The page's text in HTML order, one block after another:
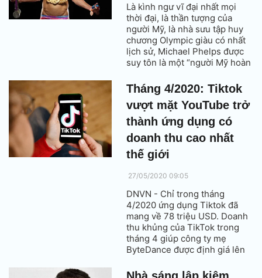
Là kình ngư vĩ đại nhất mọi
thời đại, là thần tượng của
người Mỹ, là nhà sưu tập huy
chương Olympic giàu có nhất
lịch sử, Michael Phelps được
suy tôn là một “người Mỹ hoàn
hoàn hảo đó lại là một Michael
Phelps vô số scandal bệnh
hoạn.
Tháng 4/2020: Tiktok
vượt mặt YouTube trở
thành ứng dụng có
doanh thu cao nhất
thế giới
27/05/2020 09:05
DNVN - Chỉ trong tháng
4/2020 ứng dụng Tiktok đã
mang về 78 triệu USD. Doanh
thu khủng của TikTok trong
tháng 4 giúp công ty mẹ
ByteDance được định giá lên
YouTube thu về 76 triệu USD